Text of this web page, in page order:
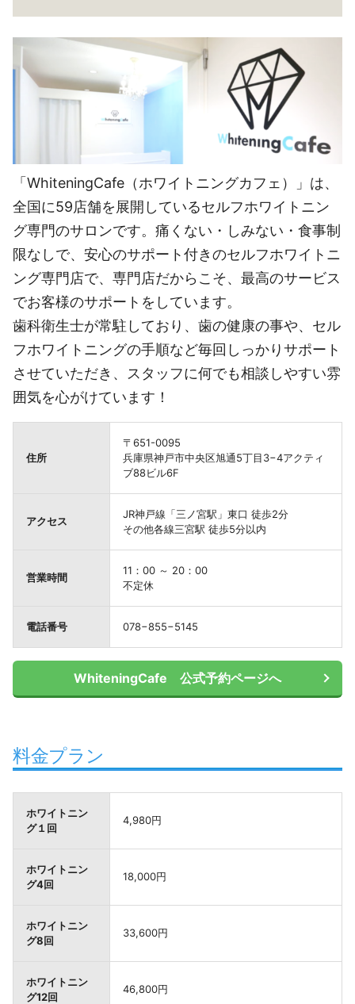
「WhiteningCafe（ホワイトニングカフェ）」は、
全国に59店舗を展開しているセルフホワイトニン
グ専門のサロンです。痛くない・しみない・食事制
限なしで、安心のサポート付きのセルフホワイトニ
ング専門店で、専門店だからこそ、最高のサービス
でお客様のサポートをしています。
歯科衛生士が常駐しており、歯の健康の事や、セル
フホワイトニングの手順など毎回しっかりサポート
させていただき、スタッフに何でも相談しやすい雰
囲気を心がけています！
住所
〒651-0095
兵庫県神戸市中央区旭通5丁目3−4アクティ
ブ88ビル6F
アクセス
JR神戸線「三ノ宮駅」東口 徒歩2分
その他各線三宮駅 徒歩5分以内
営業時間
11：00 ～ 20：00
不定休
電話番号 078−855−5145
WhiteningCafe 公式予約ページへ
料金プラン
ホワイトニン
グ１回
4,980円
ホワイトニン
グ4回
18,000円
ホワイトニン
グ8回
33,600円
ホワイトニン
グ12回
46,800円